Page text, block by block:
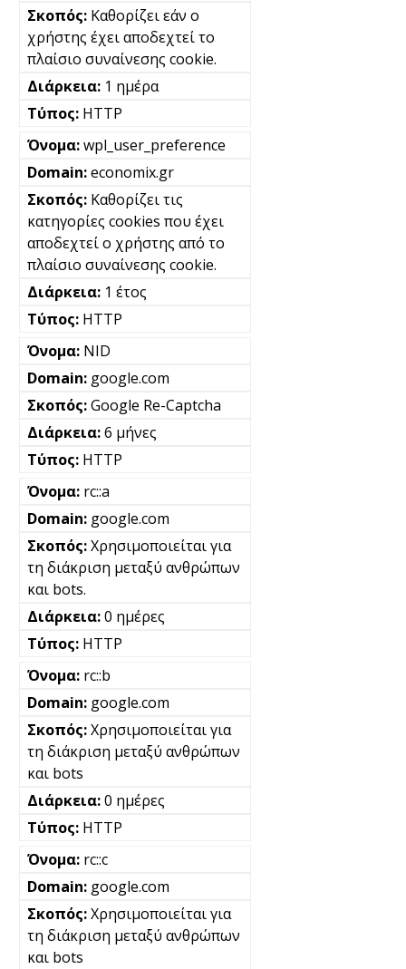
Καθορίζει εάν ο
χρήστης έχει αποδεχτεί το
πλαίσιο συναίνεσης cookie.
1 ημέρα
HTTP
wpl_user_preference
economix.gr
Καθορίζει τις
κατηγορίες cookies που έχει
αποδεχτεί ο χρήστης από το
πλαίσιο συναίνεσης cookie.
1 έτος
HTTP
NID
google.com
Google Re-Captcha
6 μήνες
HTTP
rc::a
google.com
Χρησιμοποιείται για
τη διάκριση μεταξύ ανθρώπων
και bots.
0 ημέρες
HTTP
rc::b
google.com
Χρησιμοποιείται για
τη διάκριση μεταξύ ανθρώπων
και bots
0 ημέρες
HTTP
rc::c
google.com
Χρησιμοποιείται για
τη διάκριση μεταξύ ανθρώπων
και bots